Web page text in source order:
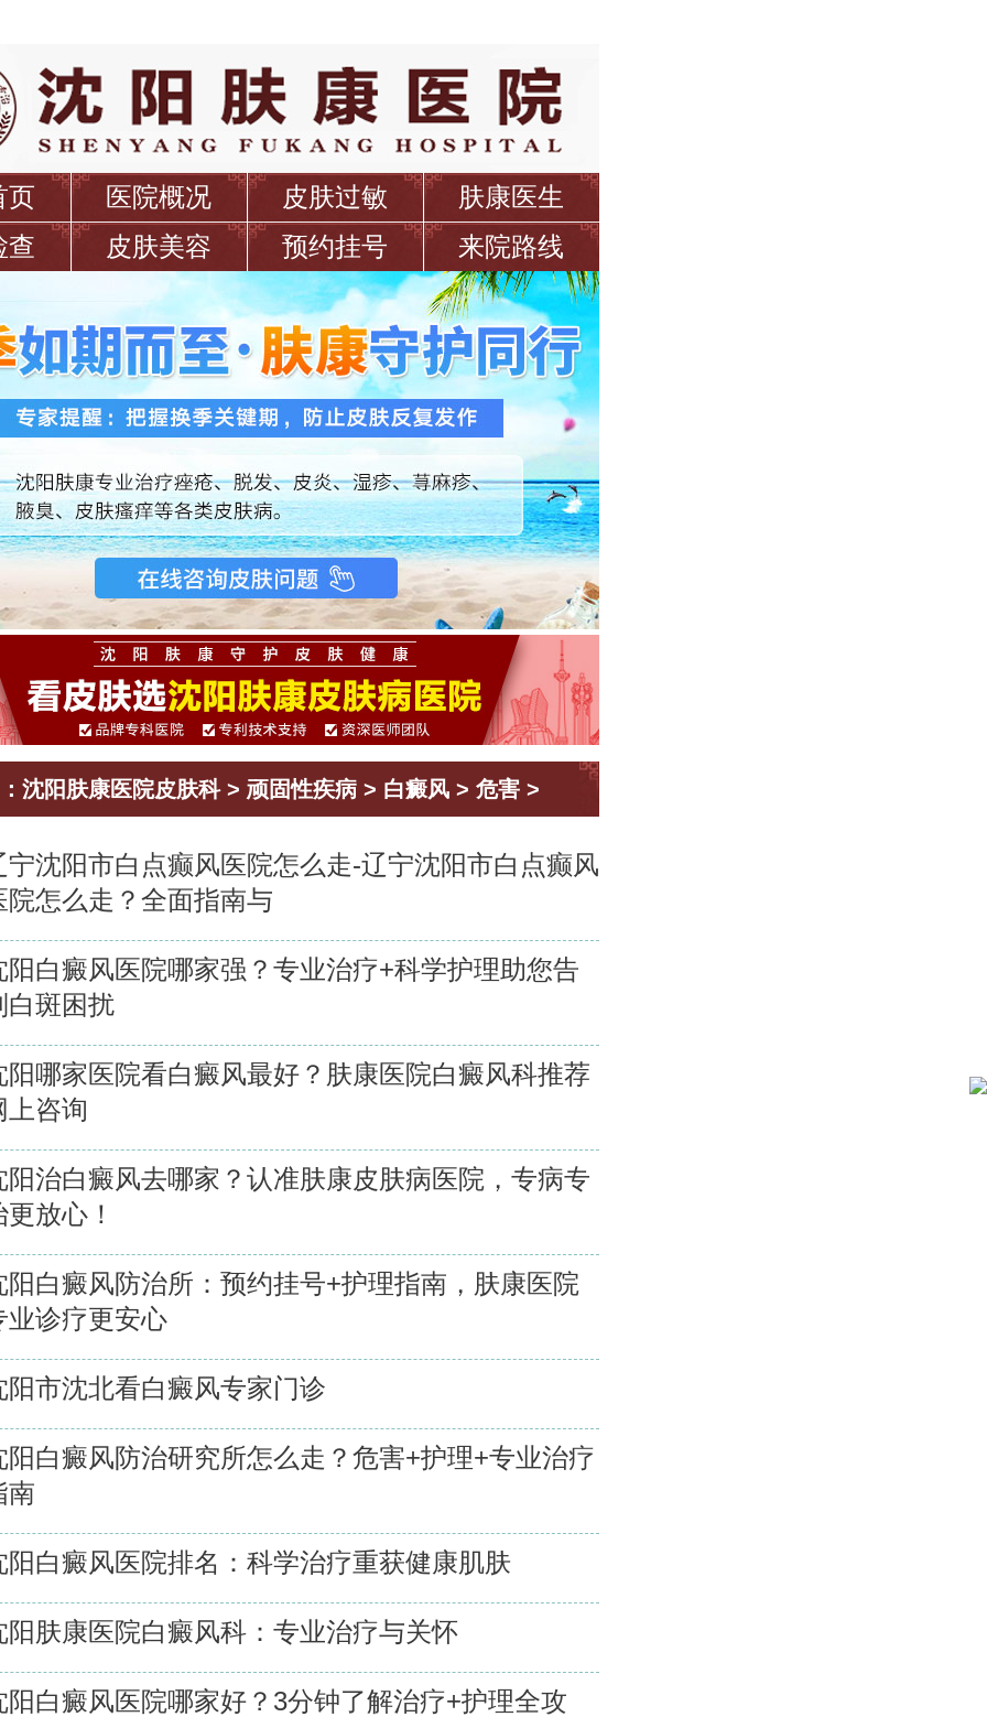
页 医院概况 皮肤过敏
肤康医生
查
皮肤美容 预约挂号 来院路线
沈阳肤康医院皮肤科> 顽固性疾病 > 白癜风 > 危害 >
宁沈阳市白点癫风医院怎么走-辽宁沈阳市白点癫风
院怎么走？全面指南与
阳白癜风医院哪家强？专业治疗+科学护理助您告
白斑困扰
阳哪家医院看白癜风最好？肤康医院白癜风科推荐
上咨询
阳治白癜风去哪家？认准肤康皮肤病医院，专病专
更放心！
阳白癜风防治所：预约挂号+护理指南，肤康医院
业诊疗更安心
阳市沈北看白癜风专家门诊
阳白癜风防治研究所怎么走？危害+护理+专业治疗
南
阳白癜风医院排名：科学治疗重获健康肌肤
阳肤康医院白癜风科：专业治疗与关怀
阳白癜风医院哪家好？3分钟了解治疗+护理全攻